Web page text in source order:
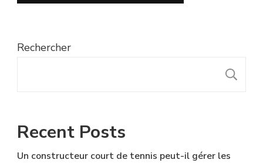
Rechercher
Recent Posts
Un constructeur court de tennis peut-il gérer les